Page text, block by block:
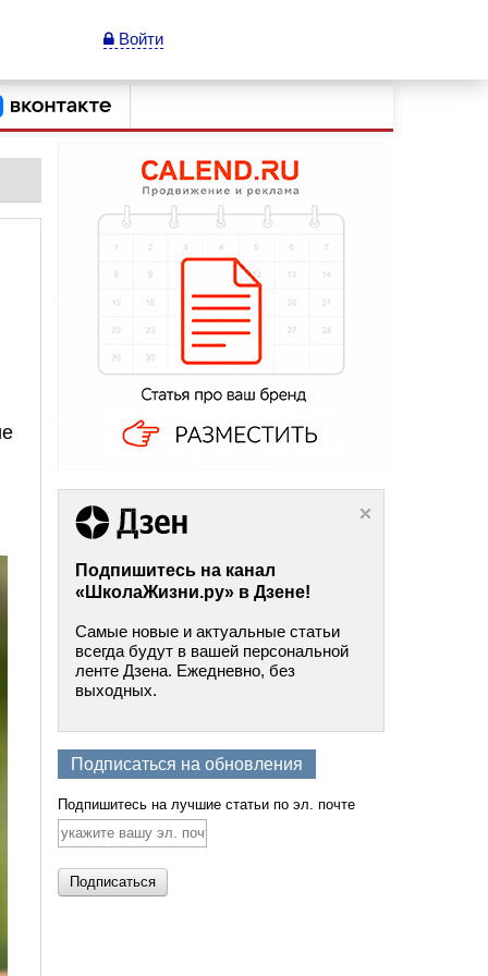
Войти
Подпишитесь на канал
«ШколаЖизни.ру» в Дзене!
Самые новые и актуальные статьи
всегда будут в вашей персональной
ленте Дзена. Ежедневно, без
выходных.
Подписаться на обновления
Подпишитесь на лучшие статьи по эл. почте